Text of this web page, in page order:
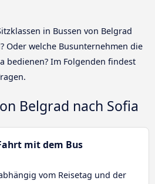
in Bussen von Belgrad
Oder welche Busunternehmen die
bedienen? Im Folgenden findest
Belgrad nach Sofia
mit dem Bus
vom Reisetag und der